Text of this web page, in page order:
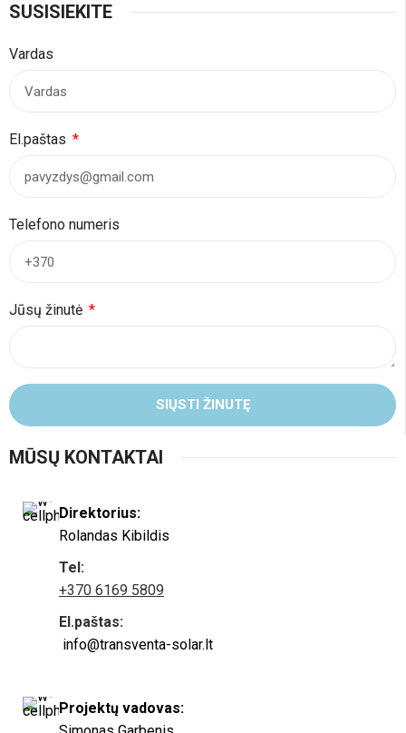
SUSISIEKITE
Vardas
El.paštas
Telefono numeris
Jūsų žinutė
SIŲSTI ŽINUTĘ
MŪSŲ KONTAKTAI
Direktorius:
Rolandas Kibildis
Tel:
+370 6169 5809
El.paštas:
info@transventa-solar.lt
Projektų vadovas: